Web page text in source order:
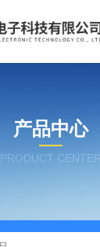
产品中心
PRODUCT CENTER